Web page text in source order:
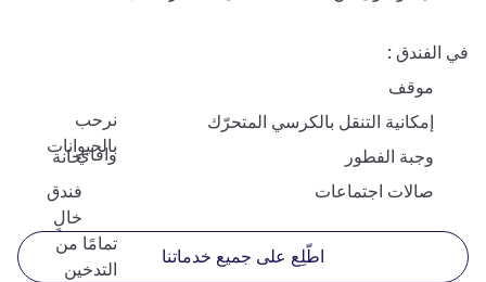
في الفندق
موقف
نرحب
بالحيوانات
إمكانية التنقل بالكرسي المتحرّك
وافاي
وجبة الفطور
حانة
صالات اجتماعات
فندق
خالٍ
تمامًا من
التدخين
اطّلِع على جميع خدماتنا